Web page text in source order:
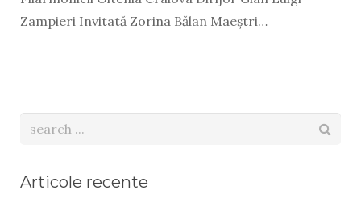
Zampieri Invitată Zorina Bălan Maeștri…
Articole recente